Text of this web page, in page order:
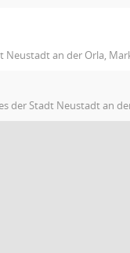
Neustadt an der Orla,
der Stadt Neustadt an